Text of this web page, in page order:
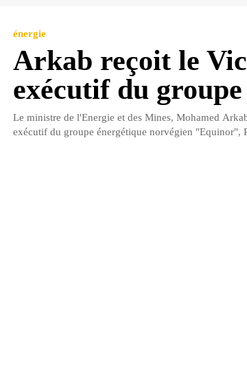
énergie
Arkab reçoit le
exécutif du
Le ministre de l'Energie et des Mines, Mohamed
exécutif du groupe énergétique norvégien "Equinor",